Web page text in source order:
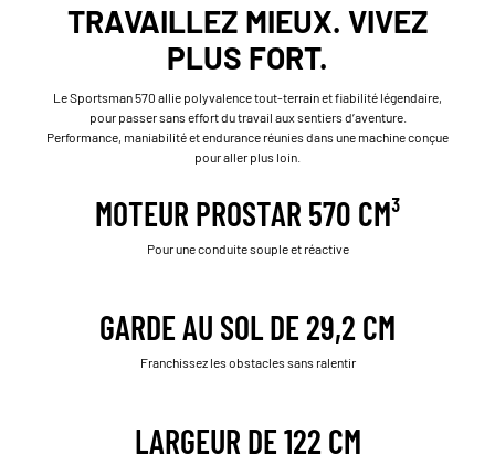
TRAVAILLEZ MIEUX. VIVEZ
PLUS FORT.
Le Sportsman 570 allie polyvalence tout-terrain et fiabilité légendaire,
pour passer sans effort du travail aux sentiers d’aventure.
Performance, maniabilité et endurance réunies dans une machine conçue
pour aller plus loin.
MOTEUR PROSTAR 570 CM³
Pour une conduite souple et réactive
GARDE AU SOL DE 29,2 CM
Franchissez les obstacles sans ralentir
LARGEUR DE 122 CM